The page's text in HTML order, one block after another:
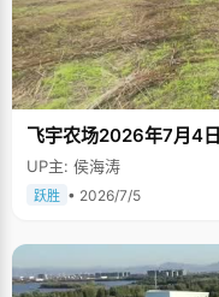
飞宇农场2026年7月4日
UP主: 侯海涛
跃胜 • 2026/7/5